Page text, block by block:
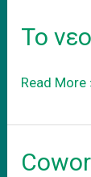
Το
Το
σας
Read More